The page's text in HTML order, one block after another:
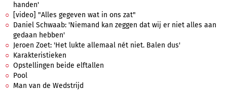
handen'
[video] "Alles gegeven wat in ons zat"
Daniel Schwaab: 'Niemand kan zeggen dat wij er niet alles aan
gedaan hebben'
Jeroen Zoet: 'Het lukte allemaal nét niet. Balen dus'
Karakteristieken
Opstellingen beide elftallen
Pool
Man van de Wedstrijd